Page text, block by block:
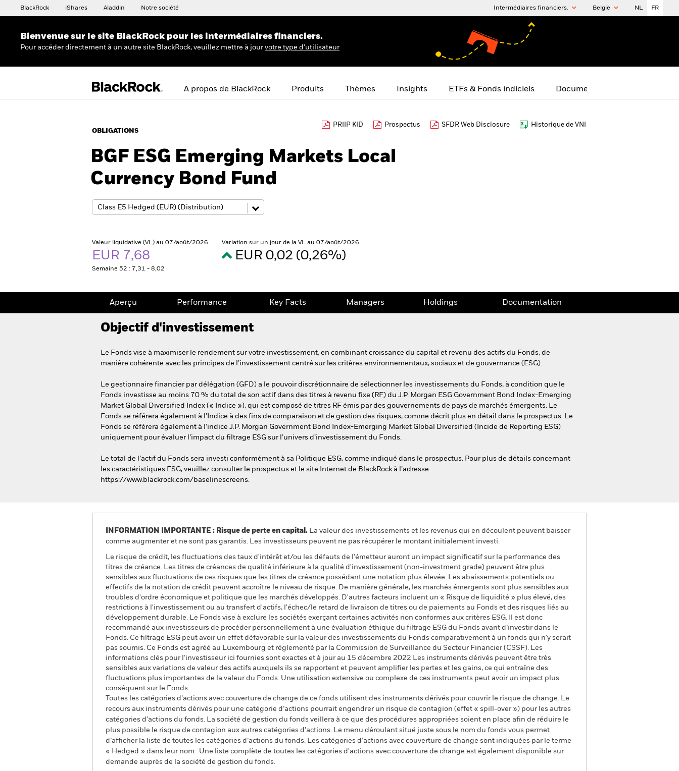
BlackRock iShares Aladdin Notre société Intermédiaires financiers. België NL FR
Bienvenue sur le site BlackRock pour les intermédiaires financiers.
Pour accéder directement à un autre site BlackRock, veuillez mettre à jour votre type d'utilisateur
A propos de BlackRock Produits Thèmes Insights ETFs & Fonds indiciels Documents
OBLIGATIONS
PRIIP KID Prospectus SFDR Web Disclosure Historique de VNI
BGF ESG Emerging Markets Local
Currency Bond Fund
Valeur liquidative (VL) au 07/août/2026
EUR 7,68
Semaine 52 : 7,31 - 8,02
Variation sur un jour de la VL au 07/août/2026
EUR 0,02 (0,26%)
Aperçu Performance Key Facts Managers Holdings Documentation
Objectif d'investissement
Le Fonds vise à maximiser le rendement sur votre investissement, en combinant croissance du capital et revenu des actifs du Fonds, de
manière cohérente avec les principes de l’investissement centré sur les critères environnementaux, sociaux et de gouvernance (ESG).
Le gestionnaire financier par délégation (GFD) a le pouvoir discrétionnaire de sélectionner les investissements du Fonds, à condition que le
Fonds investisse au moins 70 % du total de son actif dans des titres à revenu fixe (RF) du J.P. Morgan ESG Government Bond Index-Emerging
Market Global Diversified Index (« Indice »), qui est composé de titres RF émis par des gouvernements de pays de marchés émergents. Le
Fonds se référera également à l’Indice à des fins de comparaison et de gestion des risques, comme décrit plus en détail dans le prospectus. Le
Fonds se référera également à l’indice J.P. Morgan Government Bond Index-Emerging Market Global Diversified (Incide de Reporting ESG)
uniquement pour évaluer l’impact du filtrage ESG sur l’univers d’investissement du Fonds.
Le total de l’actif du Fonds sera investi conformément à sa Politique ESG, comme indiqué dans le prospectus. Pour plus de détails concernant
les caractéristiques ESG, veuillez consulter le prospectus et le site Internet de BlackRock à l’adresse
https://www.blackrock.com/baselinescreens.
INFORMATION IMPORTANTE : Risque de perte en capital. La valeur des investissements et les revenus qui en découlent peuvent baisser
comme augmenter et ne sont pas garantis. Les investisseurs peuvent ne pas récupérer le montant initialement investi.
Le risque de crédit, les fluctuations des taux d'intérêt et/ou les défauts de l'émetteur auront un impact significatif sur la performance des
titres de créance. Les titres de créances de qualité inférieure à la qualité d'investissement (non-investment grade) peuvent être plus
sensibles aux fluctuations de ces risques que les titres de créance possédant une notation plus élevée. Les abaissements potentiels ou
effectifs de la notation de crédit peuvent accroître le niveau de risque. De manière générale, les marchés émergents sont plus sensibles aux
troubles d'ordre économique et politique que les marchés développés. D'autres facteurs incluent un « Risque de liquidité » plus élevé, des
restrictions à l'investissement ou au transfert d'actifs, l'échec/le retard de livraison de titres ou de paiements au Fonds et des risques liés au
développement durable. Le Fonds vise à exclure les sociétés exerçant certaines activités non conformes aux critères ESG. Il est donc
recommandé aux investisseurs de procéder personnellement à une évaluation éthique du filtrage ESG du Fonds avant d’investir dans le
Fonds. Ce filtrage ESG peut avoir un effet défavorable sur la valeur des investissements du Fonds comparativement à un fonds qui n'y serait
pas soumis. Ce Fonds est agréé au Luxembourg et réglementé par la Commission de Surveillance du Secteur Financier (CSSF). Les
informations clés pour l’investisseur ici fournies sont exactes et à jour au 15 décembre 2022 Les instruments dérivés peuvent être très
sensibles aux variations de valeur des actifs auxquels ils se rapportent et peuvent amplifier les pertes et les gains, ce qui entraîne des
fluctuations plus importantes de la valeur du Fonds. Une utilisation extensive ou complexe de ces instruments peut avoir un impact plus
conséquent sur le Fonds.
Toutes les catégories d’actions avec couverture de change de ce fonds utilisent des instruments dérivés pour couvrir le risque de change. Le
recours aux instruments dérivés pour une catégorie d’actions pourrait engendrer un risque de contagion (effet « spill-over ») pour les autres
catégories d’actions du fonds. La société de gestion du fonds veillera à ce que des procédures appropriées soient en place afin de réduire le
plus possible le risque de contagion aux autres catégories d’actions. Le menu déroulant situé juste sous le nom du fonds vous permet
d’afficher la liste de toutes les catégories d’actions du fonds. Les catégories d’actions avec couverture de change sont indiquées par le terme
« Hedged » dans leur nom. Une liste complète de toutes les catégories d'actions avec couverture de change est également disponible sur
demande auprès de la société de gestion du fonds.